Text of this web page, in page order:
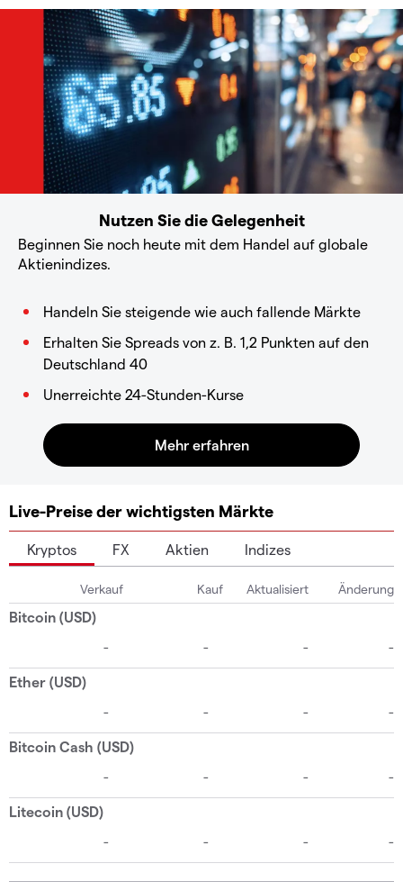
Nutzen Sie die Gelegenheit
Beginnen Sie noch heute mit dem Handel auf globale
Aktienindizes.
Handeln Sie steigende wie auch fallende Märkte
Erhalten Sie Spreads von z. B. 1,2 Punkten auf den
Deutschland 40
Unerreichte 24-Stunden-Kurse
Live-Preise der wichtigsten Märkte
Kryptos FX Aktien Indizes